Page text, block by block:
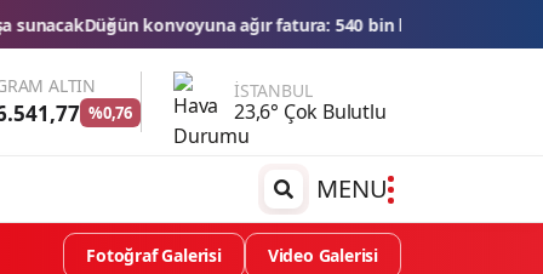
ağır fatura: 540 bin lira ceza, 6 araç trafikten men edildi
ALTIN
%0,76
İSTANBUL
23,6° Çok Bulutlu
MENU
Fotoğraf Galerisi Video Galerisi